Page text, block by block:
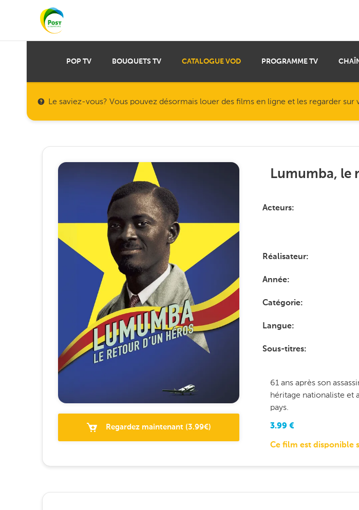
POP TV BOUQUETS TV CATALOGUE VOD PROGRAMME TV
Le saviez-vous? Vous pouvez désormais louer des films en ligne et les regarder
Regardez maintenant (3.99€)
Lumumba, le
Acteurs
Réalisateur
Année
Catégorie
Langue
Sous-titres
61 ans après son
héritage nationaliste et
pays.
3.99 €
Ce film est disponible